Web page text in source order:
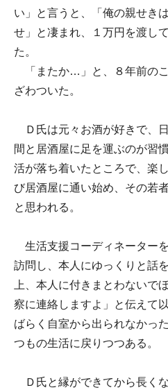
い」と言うと、「俺の親せき
せ」と凄まれ、１万円を渡し
た。
「またか…」と、８年前の
ざわついた。
Ｄ氏は元々お酒が好きで、
間と居酒屋に足を運ぶのが習
活が落ち着いたところで、楽
び居酒屋に通い始め、その若
と思われる。
生活支援コーディネーター
訪問し、本人にゆっくりと話
上、本人に付きまとわないで
察に連絡しますよ」と伝えて
ばらく自室から出られなかっ
つもの生活に戻りつつある。
Ｄ氏と縁ができてから長く